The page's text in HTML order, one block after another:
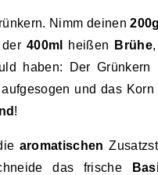
Nimm deinen200g
400ml heißen Brühe
haben: Der
und das
!
aromatischen
das frische